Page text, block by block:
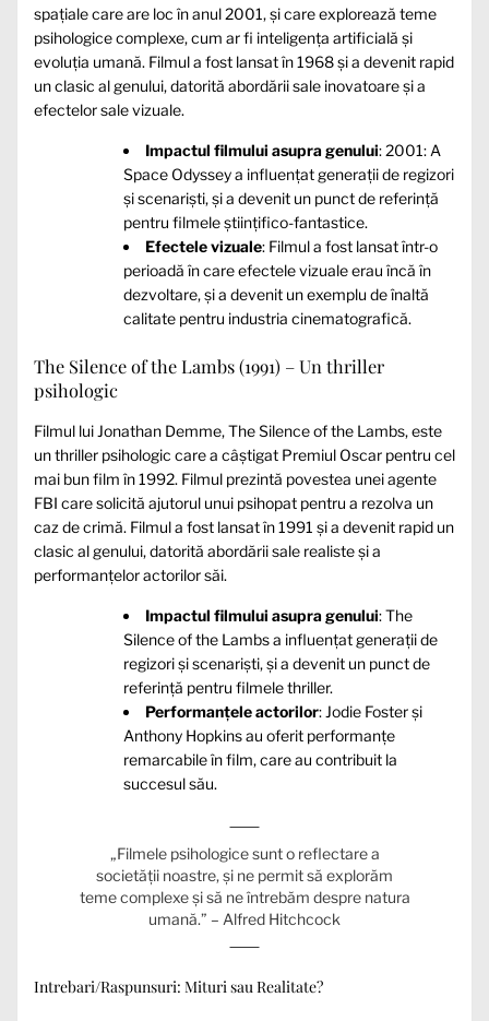
spațiale care are loc în anul 2001, și care explorează teme
psihologice complexe, cum ar fi inteligența artificială și
evoluția umană. Filmul a fost lansat în 1968 și a devenit rapid
un clasic al genului, datorită abordării sale inovatoare și a
efectelor sale vizuale.
Impactul filmului asupra genului: 2001: A
Space Odyssey a influențat generații de regizori
și scenariști, și a devenit un punct de referință
pentru filmele științifico-fantastice.
Efectele vizuale: Filmul a fost lansat într-o
perioadă în care efectele vizuale erau încă în
dezvoltare, și a devenit un exemplu de înaltă
calitate pentru industria cinematografică.
The Silence of the Lambs (1991) – Un thriller
psihologic
Filmul lui Jonathan Demme, The Silence of the Lambs, este
un thriller psihologic care a câștigat Premiul Oscar pentru cel
mai bun film în 1992. Filmul prezintă povestea unei agente
FBI care solicită ajutorul unui psihopat pentru a rezolva un
caz de crimă. Filmul a fost lansat în 1991 și a devenit rapid un
clasic al genului, datorită abordării sale realiste și a
performanțelor actorilor săi.
Impactul filmului asupra genului: The
Silence of the Lambs a influențat generații de
regizori și scenariști, și a devenit un punct de
referință pentru filmele thriller.
Performanțele actorilor: Jodie Foster și
Anthony Hopkins au oferit performanțe
remarcabile în film, care au contribuit la
succesul său.
„Filmele psihologice sunt o reflectare a
societății noastre, și ne permit să explorăm
teme complexe și să ne întrebăm despre natura
umană.” – Alfred Hitchcock
Intrebari/Raspunsuri: Mituri sau Realitate?